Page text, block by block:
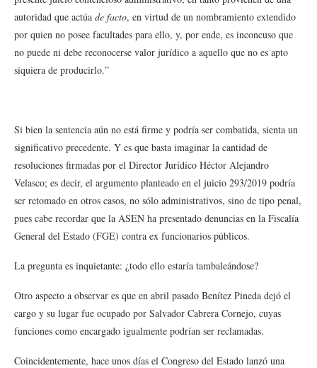
autoridad que actúa de facto, en virtud de un nombramiento extendido
por quien no posee facultades para ello, y, por ende, es inconcuso que
no puede ni debe reconocerse valor jurídico a aquello que no es apto
siquiera de producirlo.”
Si bien la sentencia aún no está firme y podría ser combatida, sienta un
significativo precedente. Y es que basta imaginar la cantidad de
resoluciones firmadas por el Director Jurídico Héctor Alejandro
Velasco; es decir, el argumento planteado en el juicio 293/2019 podría
ser retomado en otros casos, no sólo administrativos, sino de tipo penal,
pues cabe recordar que la ASEN ha presentado denuncias en la Fiscalía
General del Estado (FGE) contra ex funcionarios públicos.
La pregunta es inquietante: ¿todo ello estaría tambaleándose?
Otro aspecto a observar es que en abril pasado Benítez Pineda dejó el
cargo y su lugar fue ocupado por Salvador Cabrera Cornejo, cuyas
funciones como encargado igualmente podrían ser reclamadas.
Coincidentemente, hace unos días el Congreso del Estado lanzó una